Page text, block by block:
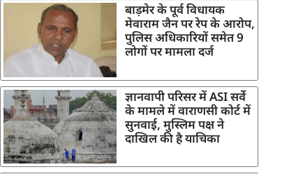
बाड़मेर के पूर्व विधायक
मेवाराम जैन पर रेप के आरोप,
पुलिस अधिकारियों समेत 9
लोगों पर मामला दर्ज
ज्ञानवापी परिसर में ASI सर्वे
के मामले में वाराणसी कोर्ट में
सुनवाई, मुस्लिम पक्ष ने
दाखिल की है याचिका